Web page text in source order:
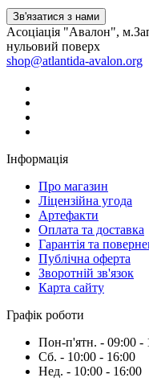
Зв'язатися з нами
Асоціація "Авалон",
нульовий поверх
shop@atlantida-avalon.org
Інформація
Про магазин
Ліцензійна угода
Артефакти
Оплата та доставка
Гарантія та
Публічна оферта
Зворотній зв'язок
Карта сайту
Графік роботи
Пон-п'ятн. - 09:00 -
Сб. - 10:00 - 16:00
Нед. - 10:00 - 16:00